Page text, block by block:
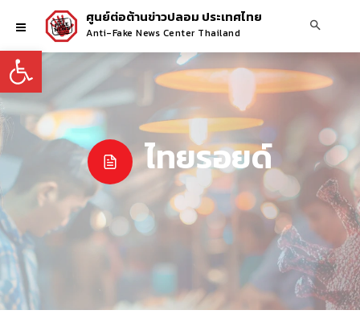
Open toolbar
ศูนย์ต่อต้านข่าวปลอม ประเทศไทย
Anti-Fake News Center Thailand
ไทยรอยด์